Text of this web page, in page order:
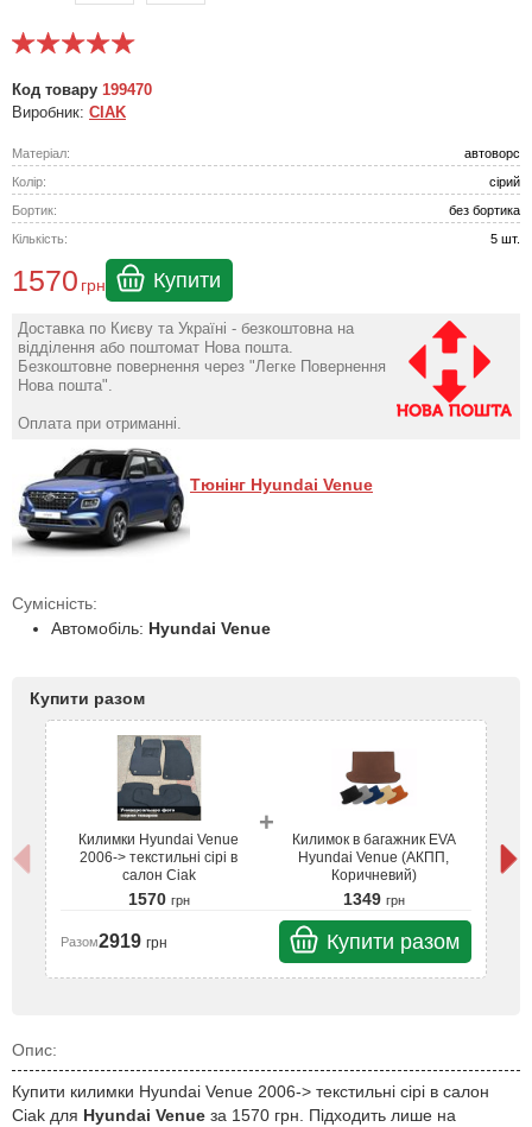
Код товару 199470
Виробник: CIAK
Матеріал:
автоворс
Колір:
сірий
Бортик:
без бортика
Кількість:
5 шт.
1570 грн Купити
Доставка по Києву та Україні - безкоштовна на
відділення або поштомат Нова пошта.
Безкоштовне повернення через "Легке Повернення
Нова пошта".
Оплата при отриманні.
Тюнінг Hyundai Venue
Сумісність:
Автомобіль: Hyundai Venue
Купити разом
Килимки Hyundai Venue
2006-> текстильні сірі в
салон Ciak
1570 грн
+
Килимок в багажник EVA
Hyundai Venue (АКПП,
Коричневий)
1349 грн
Разом2919 грн Купити разом
Опис:
Купити килимки Hyundai Venue 2006-> текстильні сірі в салон
Ciak для Hyundai Venue за 1570 грн. Підходить лише на